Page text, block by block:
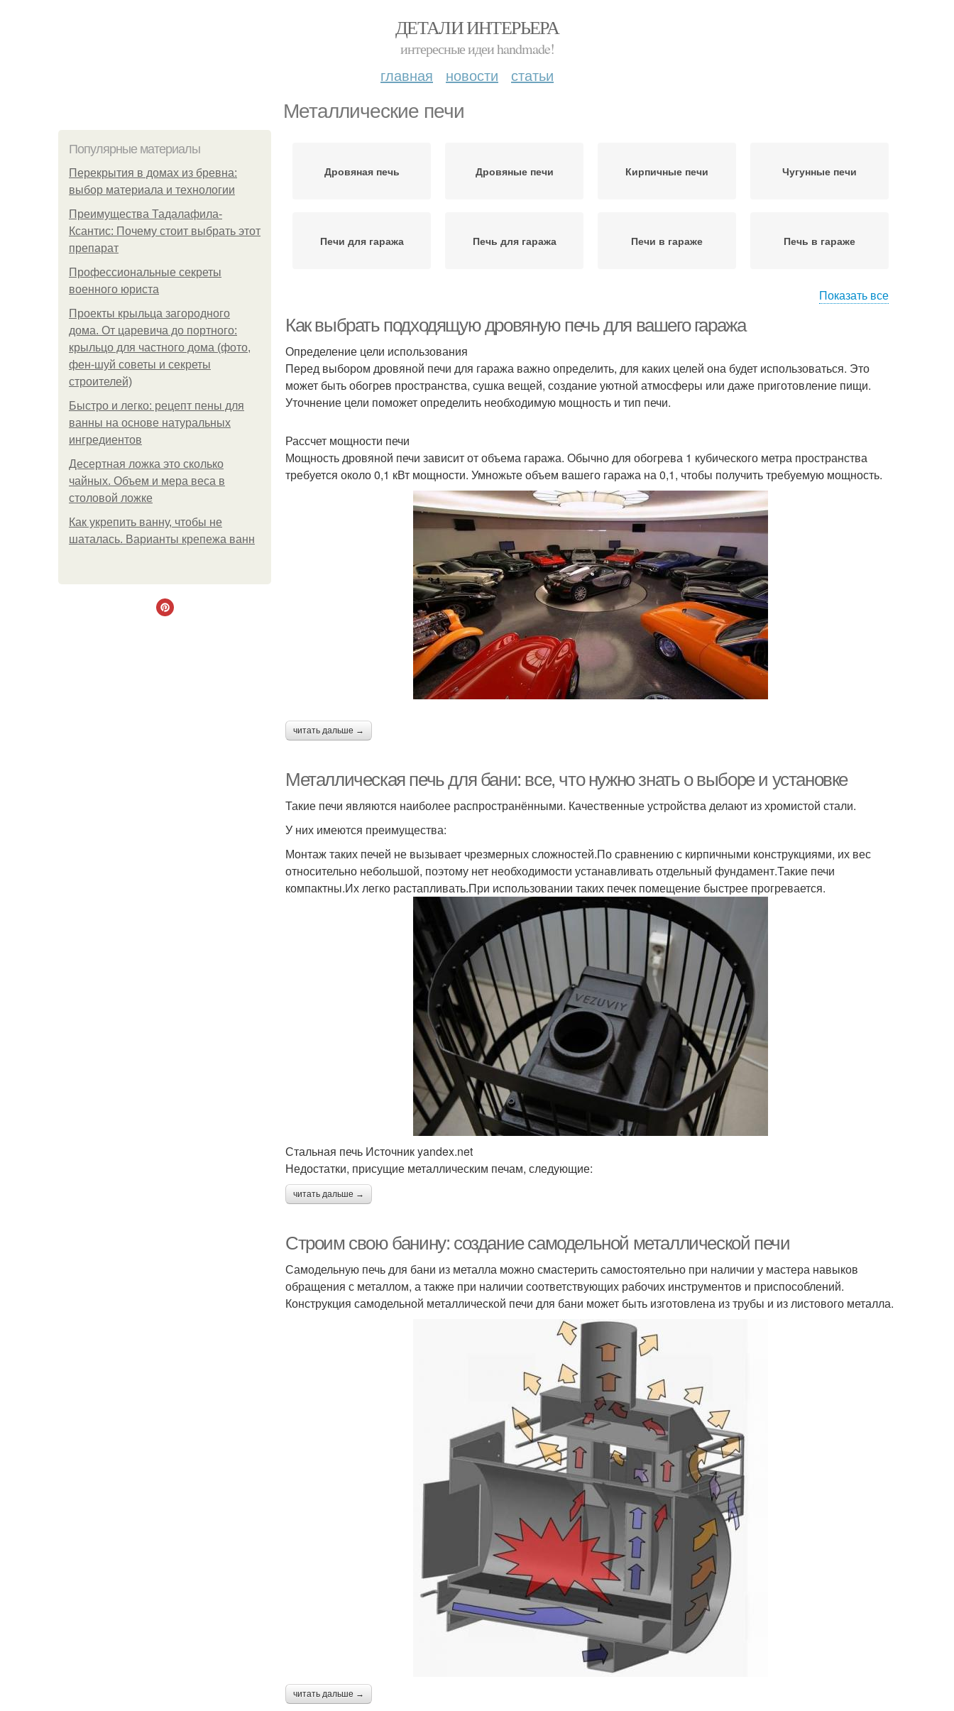
ДЕТАЛИ ИНТЕРЬЕРА
интересные идеи handmade!
главная новости статьи
Металлические печи
Популярные материалы
Перекрытия в домах из бревна:
выбор материала и технологии
Преимущества Тадалафила-
Ксантис: Почему стоит выбрать этот
препарат
Профессиональные секреты
военного юриста
Проекты крыльца загородного
дома. От царевича до портного:
крыльцо для частного дома (фото,
фен-шуй советы и секреты
строителей)
Быстро и легко: рецепт пены для
ванны на основе натуральных
ингредиентов
Десертная ложка это сколько
чайных. Объем и мера веса в
столовой ложке
Как укрепить ванну, чтобы не
шаталась. Варианты крепежа ванн
Дровяная печь Дровяные печи Кирпичные печи Чугунные печи
Печи для гаража Печь для гаража Печи в гараже Печь в гараже
Кирпичная печь Печь из металла Самодельные печи Печи для русской бани
Металлическая труба
металлической печи
Самодельная печь
Воздух в самодельной
печи
Сварки для печи Фундамент под печь
Металлическая печка Плитка в печи
Материал в печь
Железная печь
Требования к
металлическим печам
Стальные печи Печь в обкладке
Показать все
Как выбрать подходящую дровяную печь для вашего гаража
Определение цели использования
Перед выбором дровяной печи для гаража важно определить, для каких целей она будет использоваться. Это
может быть обогрев пространства, сушка вещей, создание уютной атмосферы или даже приготовление пищи.
Уточнение цели поможет определить необходимую мощность и тип печи.
Рассчет мощности печи
Мощность дровяной печи зависит от объема гаража. Обычно для обогрева 1 кубического метра пространства
требуется около 0,1 кВт мощности. Умножьте объем вашего гаража на 0,1, чтобы получить требуемую мощность.
читать дальше →
Металлическая печь для бани: все, что нужно знать о выборе и установке
Такие печи являются наиболее распространёнными. Качественные устройства делают из хромистой стали.
У них имеются преимущества:
Монтаж таких печей не вызывает чрезмерных сложностей.По сравнению с кирпичными конструкциями, их вес
относительно небольшой, поэтому нет необходимости устанавливать отдельный фундамент.Такие печи
компактны.Их легко растапливать.При использовании таких печек помещение быстрее прогревается.
Стальная печь Источник yandex.net
Недостатки, присущие металлическим печам, следующие:
читать дальше →
Строим свою банину: создание самодельной металлической печи
Самодельную печь для бани из металла можно смастерить самостоятельно при наличии у мастера навыков
обращения с металлом, а также при наличии соответствующих рабочих инструментов и приспособлений.
Конструкция самодельной металлической печи для бани может быть изготовлена из трубы и из листового металла.
читать дальше →